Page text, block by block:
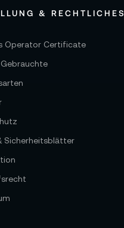
& RECHTLICHES
Operator Certificate
Sicherheitsblätter